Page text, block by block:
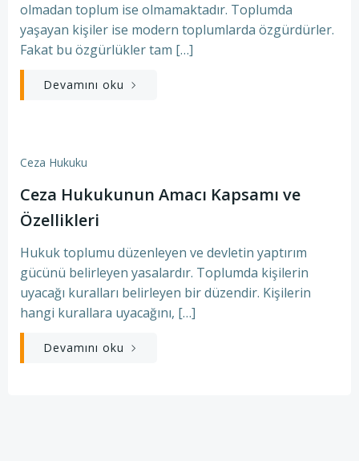
olmadan toplum ise olmamaktadır. Toplumda
yaşayan kişiler ise modern toplumlarda özgürdürler.
Fakat bu özgürlükler tam […]
Devamını oku
Ceza Hukuku
Ceza Hukukunun Amacı Kapsamı ve
Özellikleri
Hukuk toplumu düzenleyen ve devletin yaptırım
gücünü belirleyen yasalardır. Toplumda kişilerin
uyacağı kuralları belirleyen bir düzendir. Kişilerin
hangi kurallara uyacağını, […]
Devamını oku